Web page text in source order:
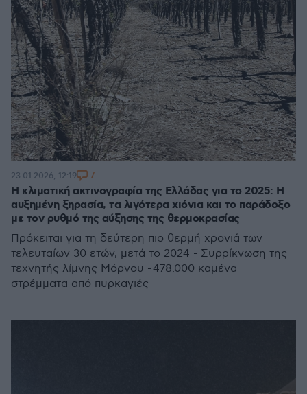
Η κλιματική ακτινογραφία της Ελλάδας για το 2025: Η
αυξημένη ξηρασία, τα λιγότερα χιόνια και το παράδοξο
με τον ρυθμό της αύξησης της θερμοκρασίας
Πρόκειται για τη δεύτερη πιο θερμή χρονιά των
τελευταίων 30 ετών, μετά το 2024 - Συρρίκνωση της
τεχνητής λίμνης Μόρνου - 478.000 καμένα
στρέμματα από πυρκαγιές
23.01.2026, 12:19 7